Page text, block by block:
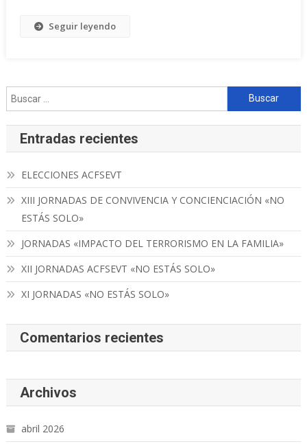
Seguir leyendo
Buscar:
Entradas recientes
ELECCIONES ACFSEVT
XIII JORNADAS DE CONVIVENCIA Y CONCIENCIACIÓN «NO
ESTÁS SOLO»
JORNADAS «IMPACTO DEL TERRORISMO EN LA FAMILIA»
XII JORNADAS ACFSEVT «NO ESTÁS SOLO»
XI JORNADAS «NO ESTÁS SOLO»
Comentarios recientes
Archivos
abril 2026